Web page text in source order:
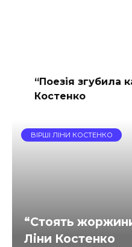
“Поезія згубила
Костенко
ВІРШІ ЛІНИ КОСТЕНКО
“Стоять
Ліни Костенко